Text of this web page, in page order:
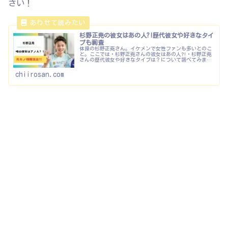
さい！
杉野正尭の彼女はあの人?!歴代彼女や好きなタイ
プも調査
体操の杉野正尭さん。イケメンで女性ファンも多いとのこ
と。ここでは・杉野正尭さんの彼女はあの人?!・杉野正尭
さんの歴代彼女や好きなタイプは？について調べてみまし
chiirosan.com